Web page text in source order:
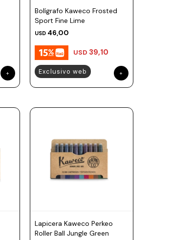
Bolígrafo Kaweco Frosted
Sport Fine Lime
USD 46,00
USD 39,10
Exclusivo web
Lapicera Kaweco Perkeo
Roller Ball Jungle Green